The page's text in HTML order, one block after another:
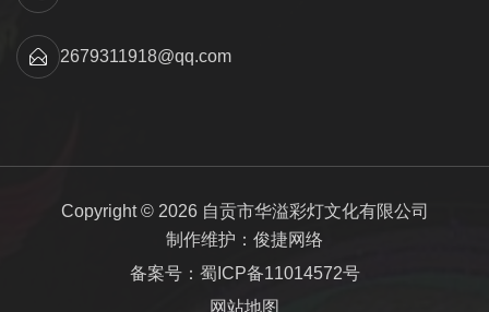
2679311918@qq.com
Copyright © 2026 自贡市华溢彩灯文化有限公司
制作维护：俊捷网络
备案号：蜀ICP备11014572号
网站地图